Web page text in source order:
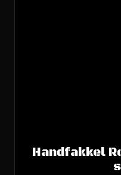
Handfakkel